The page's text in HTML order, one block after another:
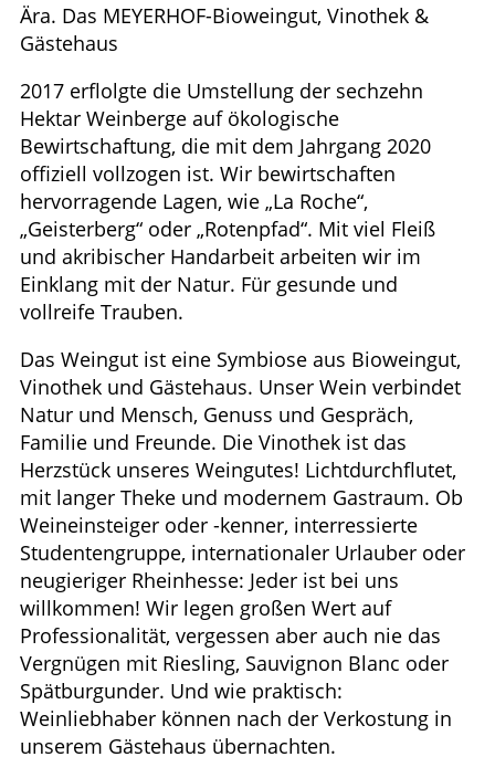
Ära. Das MEYERHOF-Bioweingut, Vinothek &
Gästehaus
2017 erflolgte die Umstellung der sechzehn
Hektar Weinberge auf ökologische
Bewirtschaftung, die mit dem Jahrgang 2020
offiziell vollzogen ist. Wir bewirtschaften
hervorragende Lagen, wie „La Roche“,
„Geisterberg“ oder „Rotenpfad“. Mit viel Fleiß
und akribischer Handarbeit arbeiten wir im
Einklang mit der Natur. Für gesunde und
vollreife Trauben.
Das Weingut ist eine Symbiose aus Bioweingut,
Vinothek und Gästehaus. Unser Wein verbindet
Natur und Mensch, Genuss und Gespräch,
Familie und Freunde. Die Vinothek ist das
Herzstück unseres Weingutes! Lichtdurchflutet,
mit langer Theke und modernem Gastraum. Ob
Weineinsteiger oder -kenner, interressierte
Studentengruppe, internationaler Urlauber oder
neugieriger Rheinhesse: Jeder ist bei uns
willkommen! Wir legen großen Wert auf
Professionalität, vergessen aber auch nie das
Vergnügen mit Riesling, Sauvignon Blanc oder
Spätburgunder. Und wie praktisch:
Weinliebhaber können nach der Verkostung in
unserem Gästehaus übernachten.